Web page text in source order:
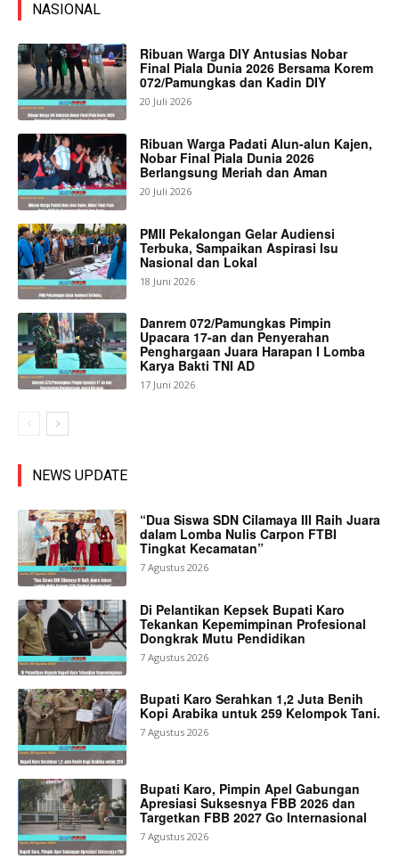
NASIONAL
Ribuan Warga DIY Antusias Nobar
Final Piala Dunia 2026 Bersama Korem
072/Pamungkas dan Kadin DIY
20 Juli 2026
Ribuan Warga Padati Alun-alun Kajen,
Nobar Final Piala Dunia 2026
Berlangsung Meriah dan Aman
20 Juli 2026
PMII Pekalongan Gelar Audiensi
Terbuka, Sampaikan Aspirasi Isu
Nasional dan Lokal
18 Juni 2026
Danrem 072/Pamungkas Pimpin
Upacara 17-an dan Penyerahan
Penghargaan Juara Harapan I Lomba
Karya Bakti TNI AD
17 Juni 2026
NEWS UPDATE
“Dua Siswa SDN Cilamaya III Raih Juara
dalam Lomba Nulis Carpon FTBI
Tingkat Kecamatan”
7 Agustus 2026
Di Pelantikan Kepsek Bupati Karo
Tekankan Kepemimpinan Profesional
Dongkrak Mutu Pendidikan
7 Agustus 2026
Bupati Karo Serahkan 1,2 Juta Benih
Kopi Arabika untuk 259 Kelompok Tani.
7 Agustus 2026
Bupati Karo, Pimpin Apel Gabungan
Apresiasi Suksesnya FBB 2026 dan
Targetkan FBB 2027 Go Internasional
7 Agustus 2026